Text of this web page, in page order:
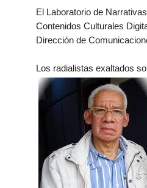
El Laboratorio de
Contenidos Culturales
Dirección de
Los radialistas exaltados